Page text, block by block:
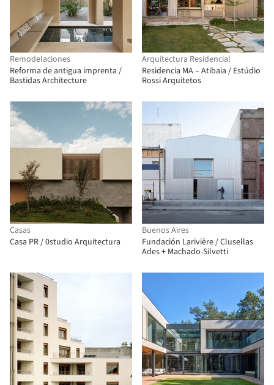
Remodelaciones
Reforma de antigua imprenta /
Bastidas Architecture
Arquitectura Residencial
Residencia MA – Atibaia / Estúdio
Rossi Arquitetos
Casas
Casa PR / 0studio Arquitectura
Buenos Aires
Fundación Larivière / Clusellas
Ades + Machado-Silvetti